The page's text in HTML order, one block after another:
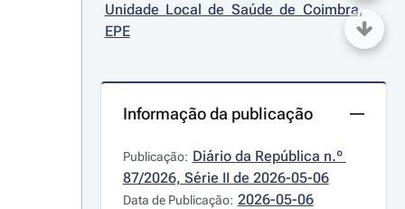
Unidade Local de Saúde de Coimbra,
EPE
Informação da publicação
Publicação: Diário da República n.º
87/2026, Série II de 2026-05-06
Data de Publicação: 2026-05-06